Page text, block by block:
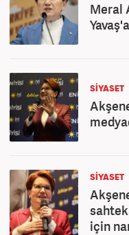
Meral
SİYASET
SİYASET
için